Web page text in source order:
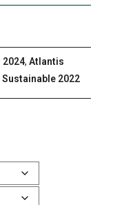
, Atlantis
Sustainable 2022